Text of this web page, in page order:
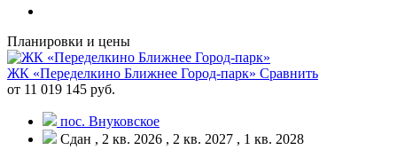
Планировки и цены
ЖК «Переделкино Ближнее Город-парк» Сравнить
от 11 019 145 руб.
пос. Внуковское
Сдан , 2 кв. 2026 , 2 кв. 2027 , 1 кв. 2028